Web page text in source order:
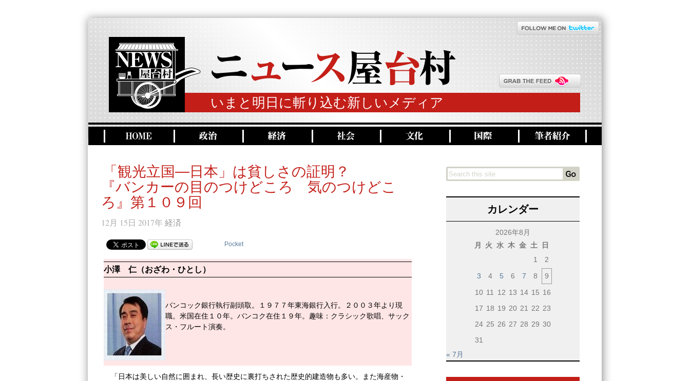
いまと明日に斬り込む新しいメディア
「観光立国―日本」は貧しさの証明？
『バンカーの目のつけどころ 気のつけどこ
ろ』第１０９回
12月 15日 2017年 経済
Pocket
小澤 仁（おざわ・ひとし）
バンコック銀行執行副頭取。１９７７年東海銀行入行。２００３年より現
職。米国在住１０年。バンコク在住１９年。趣味：クラシック歌唱、サック
ス・フルート演奏。
「日本は美しい自然に囲まれ、長い歴史に裏打ちされた歴史的建造物も多い。また海産物・
カレンダー
2026年8月
月
火 水 木 金 土
日
1
2
3
4 5 6 7 8
9
10 11 12 13 14 15 16
17 18 19 20 21 22 23
24 25 26 27 28 29 30
31
« 7月